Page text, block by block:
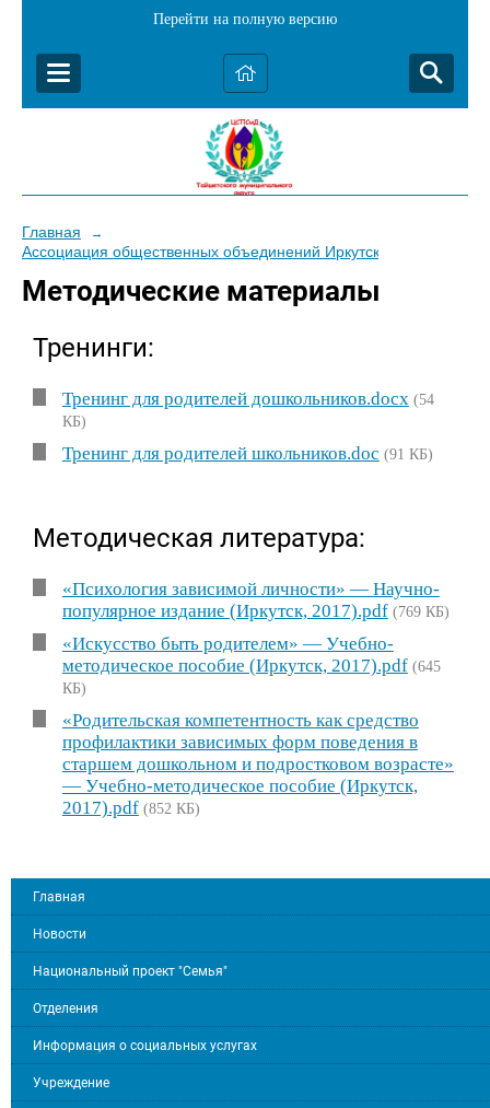
Перейти на полную версию
Главная →
Ассоциация общественных объединений Иркутской области
Методические материалы
Тренинги:
Тренинг для родителей дошкольников.docx (54
КБ)
Тренинг для родителей школьников.doc (91 КБ)
Методическая литература:
«Психология зависимой личности» — Научно-
популярное издание (Иркутск, 2017).pdf (769 КБ)
«Искусство быть родителем» — Учебно-
методическое пособие (Иркутск, 2017).pdf (645
КБ)
«Родительская компетентность как средство
профилактики зависимых форм поведения в
старшем дошкольном и подростковом возрасте»
— Учебно-методическое пособие (Иркутск,
2017).pdf (852 КБ)
Главная
Новости
Национальный проект "Семья"
Отделения
Информация о социальных услугах
Учреждение